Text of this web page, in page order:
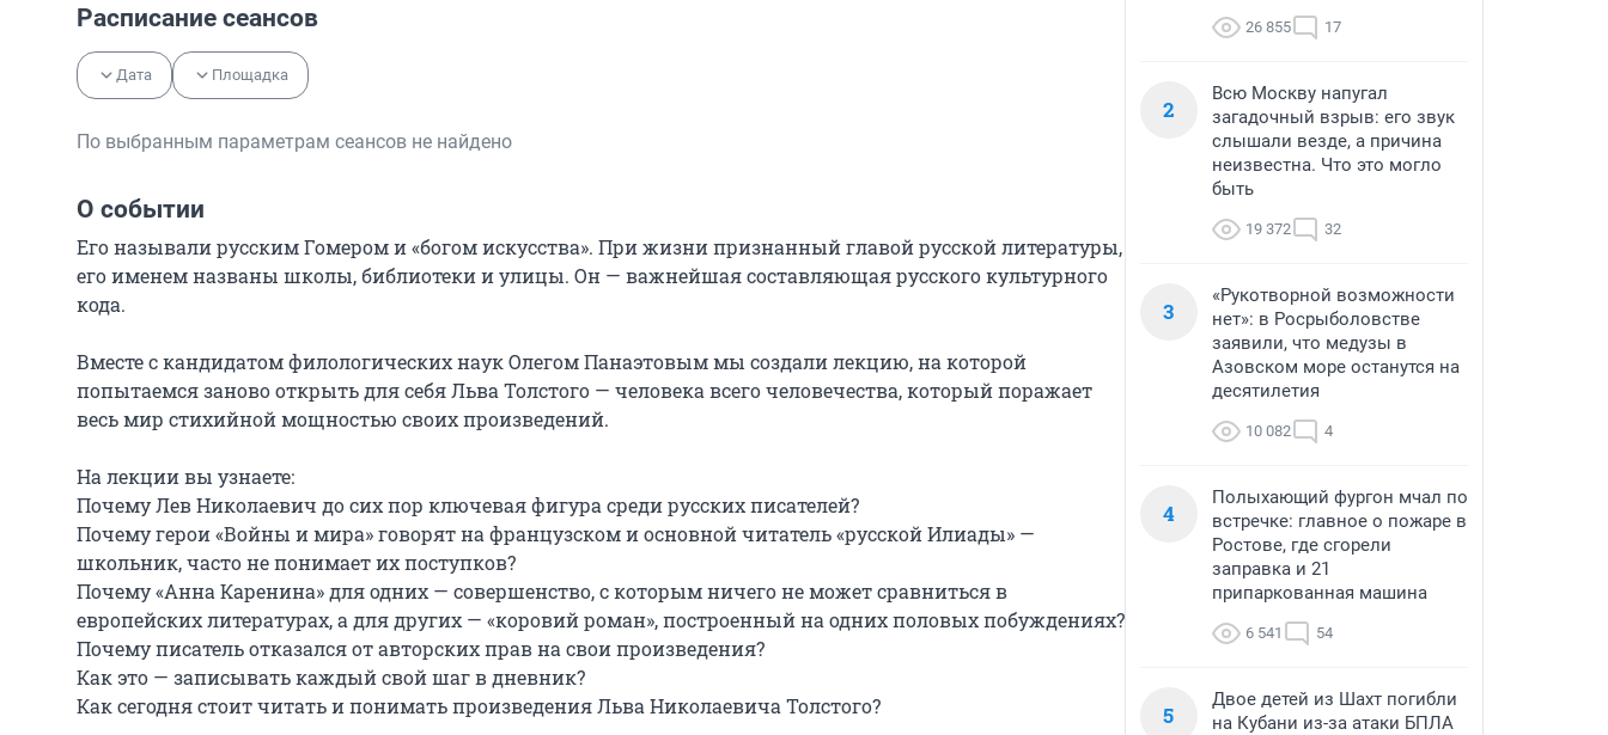
Расписание сеансов
Дата Площадка
По выбранным параметрам сеансов не найдено
О событии
Его называли русским Гомером и «богом искусства». При жизни признанный главой русской литературы,
его именем названы школы, библиотеки и улицы. Он — важнейшая составляющая русского культурного
кода.
Вместе с кандидатом филологических наук Олегом Панаэтовым мы создали лекцию, на которой
попытаемся заново открыть для себя Льва Толстого — человека всего человечества, который поражает
весь мир стихийной мощностью своих произведений.
На лекции вы узнаете:
Почему Лев Николаевич до сих пор ключевая фигура среди русских писателей?
Почему герои «Войны и мира» говорят на французском и основной читатель «русской Илиады» —
школьник, часто не понимает их поступков?
Почему «Анна Каренина» для одних — совершенство, с которым ничего не может сравниться в
европейских литературах, а для других — «коровий роман», построенный на одних половых побуждениях?
Почему писатель отказался от авторских прав на свои произведения?
Как это — записывать каждый свой шаг в дневник?
Как сегодня стоит читать и понимать произведения Льва Николаевича Толстого?
26 855 17
2
Всю Москву напугал
загадочный взрыв: его звук
слышали везде, а причина
неизвестна. Что это могло
быть
19 372 32
3
«Рукотворной возможности
нет»: в Росрыболовстве
заявили, что медузы в
Азовском море останутся на
десятилетия
10 082 4
4
Полыхающий фургон мчал по
встречке: главное о пожаре в
Ростове, где сгорели
заправка и 21
припаркованная машина
6 541 54
5
Двое детей из Шахт погибли
на Кубани из-за атаки БПЛА